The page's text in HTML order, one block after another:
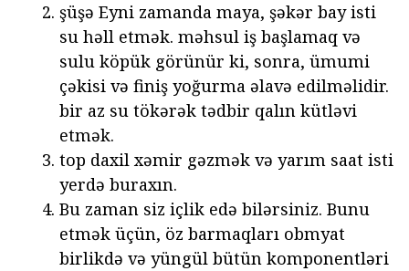
şüşə Eyni zamanda maya, şəkər bay isti
su həll etmək. məhsul iş başlamaq və
sulu köpük görünür ki, sonra, ümumi
çəkisi və finiş yoğurma əlavə edilməlidir.
bir az su tökərək tədbir qalın kütləvi
etmək.
top daxil xəmir gəzmək və yarım saat isti
yerdə buraxın.
Bu zaman siz içlik edə bilərsiniz. Bunu
etmək üçün, öz barmaqları obmyat
birlikdə və yüngül bütün komponentləri